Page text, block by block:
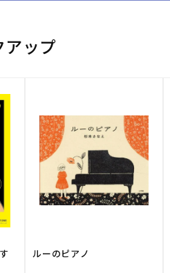
ップ
ルーのピアノ